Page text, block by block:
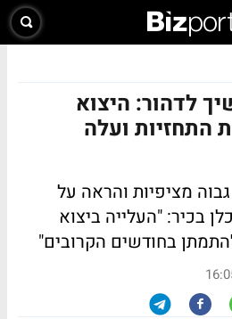
לדהור: היצוא
התחזיות ועלה
מציפיות והראה על
22.9%. כלכלן בכיר: "העלייה ביצוא
בחודשים הקרובים"